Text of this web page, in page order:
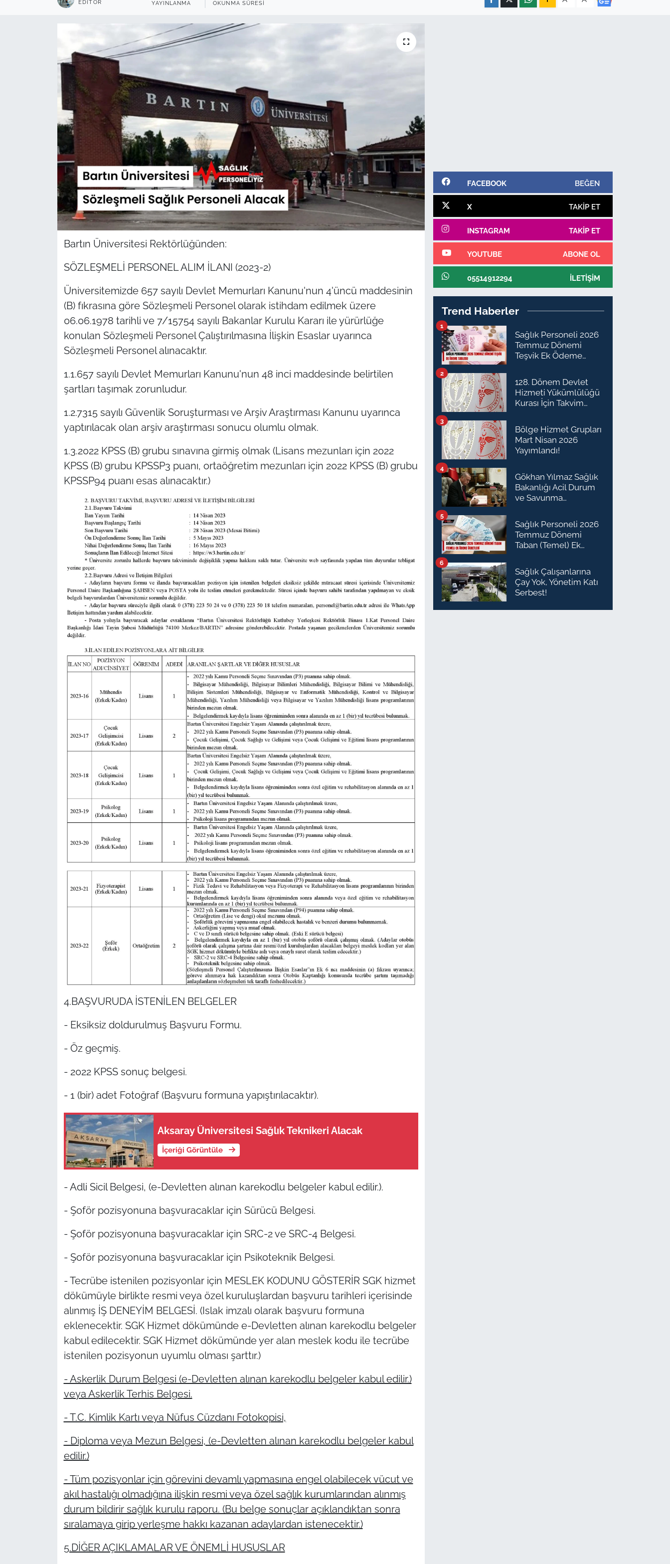
EDITÖR YAYINLANMA OKUNMA SÜRESI
Bartın Üniversitesi Rektörlüğünden:
SÖZLEŞMELİ PERSONEL ALIM İLANI (2023-2)
Üniversitemizde 657 sayılı Devlet Memurları Kanunu'nun 4'üncü maddesinin
(B) fıkrasına göre Sözleşmeli Personel olarak istihdam edilmek üzere
06.06.1978 tarihli ve 7/15754 sayılı Bakanlar Kurulu Kararı ile yürürlüğe
konulan Sözleşmeli Personel Çalıştırılmasına İlişkin Esaslar uyarınca
Sözleşmeli Personel alınacaktır.
1.1.657 sayılı Devlet Memurları Kanunu'nun 48 inci maddesinde belirtilen
şartları taşımak zorunludur.
1.2.7315 sayılı Güvenlik Soruşturması ve Arşiv Araştırması Kanunu uyarınca
yaptırılacak olan arşiv araştırması sonucu olumlu olmak.
1.3.2022 KPSS (B) grubu sınavına girmiş olmak (Lisans mezunları için 2022
KPSS (B) grubu KPSSP3 puanı, ortaöğretim mezunları için 2022 KPSS (B) grubu
KPSSP94 puanı esas alınacaktır.)
4.BAŞVURUDA İSTENİLEN BELGELER
- Eksiksiz doldurulmuş Başvuru Formu.
- Öz geçmiş.
- 2022 KPSS sonuç belgesi.
- 1 (bir) adet Fotoğraf (Başvuru formuna yapıştırılacaktır).
Aksaray Üniversitesi Sağlık Teknikeri Alacak
İçeriği Görüntüle
- Adli Sicil Belgesi, (e-Devletten alınan karekodlu belgeler kabul edilir.).
- Şoför pozisyonuna başvuracaklar için Sürücü Belgesi.
- Şoför pozisyonuna başvuracaklar için SRC-2 ve SRC-4 Belgesi.
- Şoför pozisyonuna başvuracaklar için Psikoteknik Belgesi.
- Tecrübe istenilen pozisyonlar için MESLEK KODUNU GÖSTERİR SGK hizmet
dökümüyle birlikte resmi veya özel kuruluşlardan başvuru tarihleri içerisinde
alınmış İŞ DENEYİM BELGESİ. (Islak imzalı olarak başvuru formuna
eklenecektir. SGK Hizmet dökümünde e-Devletten alınan karekodlu belgeler
kabul edilecektir. SGK Hizmet dökümünde yer alan meslek kodu ile tecrübe
istenilen pozisyonun uyumlu olması şarttır.)
- Askerlik Durum Belgesi (e-Devletten alınan karekodlu belgeler kabul edilir.)
veya Askerlik Terhis Belgesi.
- T.C. Kimlik Kartı veya Nüfus Cüzdanı Fotokopisi,
- Diploma veya Mezun Belgesi, (e-Devletten alınan karekodlu belgeler kabul
edilir.)
- Tüm pozisyonlar için görevini devamlı yapmasına engel olabilecek vücut ve
akıl hastalığı olmadığına ilişkin resmi veya özel sağlık kurumlarından alınmış
durum bildirir sağlık kurulu raporu. (Bu belge sonuçlar açıklandıktan sonra
sıralamaya girip yerleşme hakkı kazanan adaylardan istenecektir.)
5.DİĞER AÇIKLAMALAR VE ÖNEMLİ HUSUSLAR
FACEBOOK BEĞEN
X TAKIP ET
INSTAGRAM TAKIP ET
YOUTUBE ABONE OL
05514912294 İLETIŞIM
Trend Haberler
Sağlık Personeli 2026
Temmuz Dönemi
Teşvik Ek Ödeme
1
128. Dönem Devlet
Hizmeti Yükümlülüğü
Kurası İçin Takvim
2
Bölge Hizmet Grupları
Mart Nisan 2026
Yayımlandı!
3
Gökhan Yılmaz Sağlık
Bakanlığı Acil Durum
ve Savunma
Başkanı Olarak Atandı
4
Sağlık Personeli 2026
Temmuz Dönemi
Taban (Temel) Ek
5
Sağlık Çalışanlarına
Çay Yok, Yönetim Katı
Serbest!
6
Kamu Alımları